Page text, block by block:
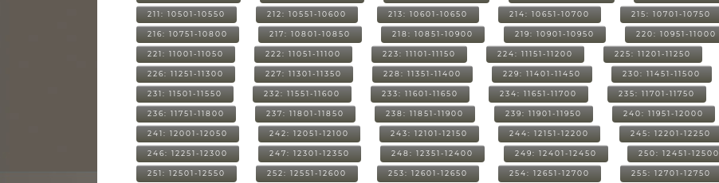
211: 10501-10550 212: 10551-10600 213: 10601-10650 214: 10651-10700 215: 10701-10750
216: 10751-10800 217: 10801-10850 218: 10851-10900 219: 10901-10950 220: 10951-11000
221: 11001-11050 222: 11051-11100 223: 11101-11150 224: 11151-11200 225: 11201-11250
226: 11251-11300 227: 11301-11350 228: 11351-11400 229: 11401-11450 230: 11451-11500
231: 11501-11550 232: 11551-11600 233: 11601-11650 234: 11651-11700 235: 11701-11750
236: 11751-11800 237: 11801-11850 238: 11851-11900 239: 11901-11950 240: 11951-12000
241: 12001-12050 242: 12051-12100 243: 12101-12150 244: 12151-12200 245: 12201-12250
246: 12251-12300 247: 12301-12350 248: 12351-12400 249: 12401-12450 250: 12451-12500
251: 12501-12550 252: 12551-12600 253: 12601-12650 254: 12651-12700 255: 12701-12750